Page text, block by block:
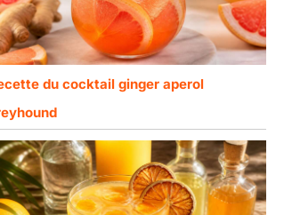
du cocktail ginger aperol